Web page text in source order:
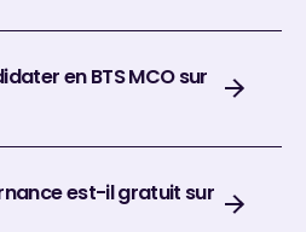
en BTS MCO sur
est-il gratuit sur